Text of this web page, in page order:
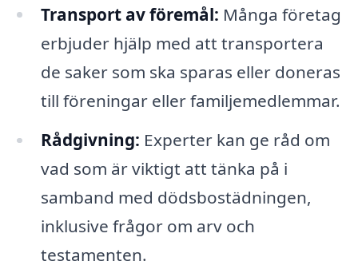
Transport av föremål: Många företag
erbjuder hjälp med att transportera
de saker som ska sparas eller doneras
till föreningar eller familjemedlemmar.
Rådgivning: Experter kan ge råd om
vad som är viktigt att tänka på i
samband med dödsbostädningen,
inklusive frågor om arv och
testamenten.